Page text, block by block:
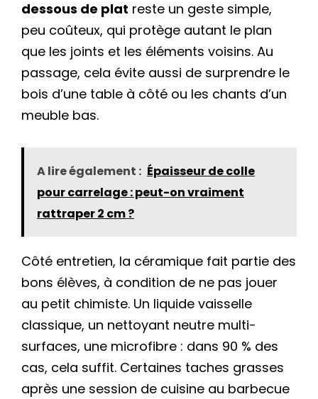
dessous de plat reste un geste simple,
peu coûteux, qui protège autant le plan
que les joints et les éléments voisins. Au
passage, cela évite aussi de surprendre le
bois d’une table à côté ou les chants d’un
meuble bas.
A lire également : Épaisseur de colle
pour carrelage : peut-on vraiment
rattraper 2 cm ?
Côté entretien, la céramique fait partie des
bons élèves, à condition de ne pas jouer
au petit chimiste. Un liquide vaisselle
classique, un nettoyant neutre multi-
surfaces, une microfibre : dans 90 % des
cas, cela suffit. Certaines taches grasses
après une session de cuisine au barbecue